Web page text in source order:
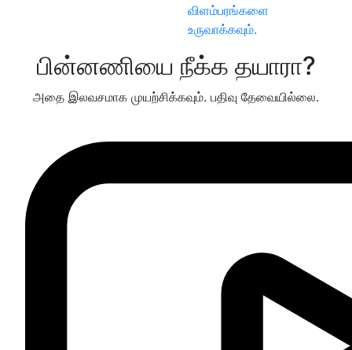
விளம்பரங்களை
உருவாக்கவும்.
பின்னணியை நீக்க தயாரா?
அதை இலவசமாக முயற்சிக்கவும். பதிவு தேவையில்லை.